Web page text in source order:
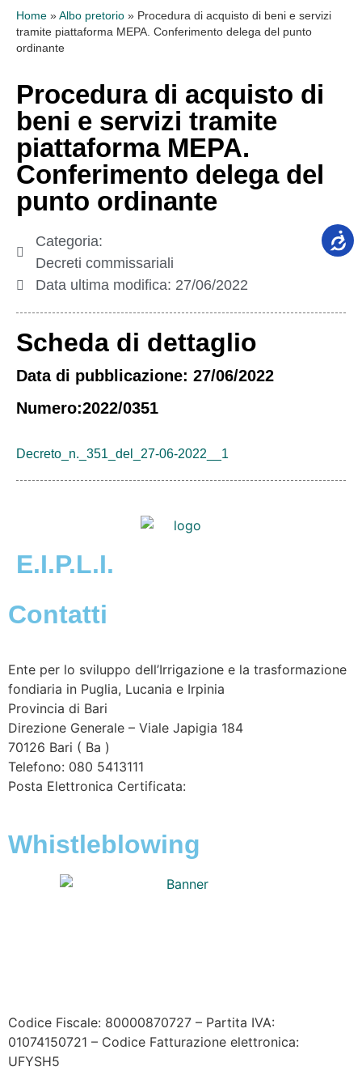
Home » Albo pretorio » Procedura di acquisto di beni e servizi
tramite piattaforma MEPA. Conferimento delega del punto
ordinante
Procedura di acquisto di
beni e servizi tramite
piattaforma MEPA.
Conferimento delega del
punto ordinante
Categoria:
Decreti commissariali
Data ultima modifica: 27/06/2022
Scheda di dettaglio
Data di pubblicazione: 27/06/2022
Numero:2022/0351
Decreto_n._351_del_27-06-2022__1
E.I.P.L.I.
Contatti
Ente per lo sviluppo dell’Irrigazione e la trasformazione
fondiaria in Puglia, Lucania e Irpinia
Provincia di Bari
Direzione Generale – Viale Japigia 184
70126 Bari ( Ba )
Telefono: 080 5413111
Posta Elettronica Certificata:
Whistleblowing
Codice Fiscale: 80000870727 – Partita IVA:
01074150721 – Codice Fatturazione elettronica:
UFYSH5